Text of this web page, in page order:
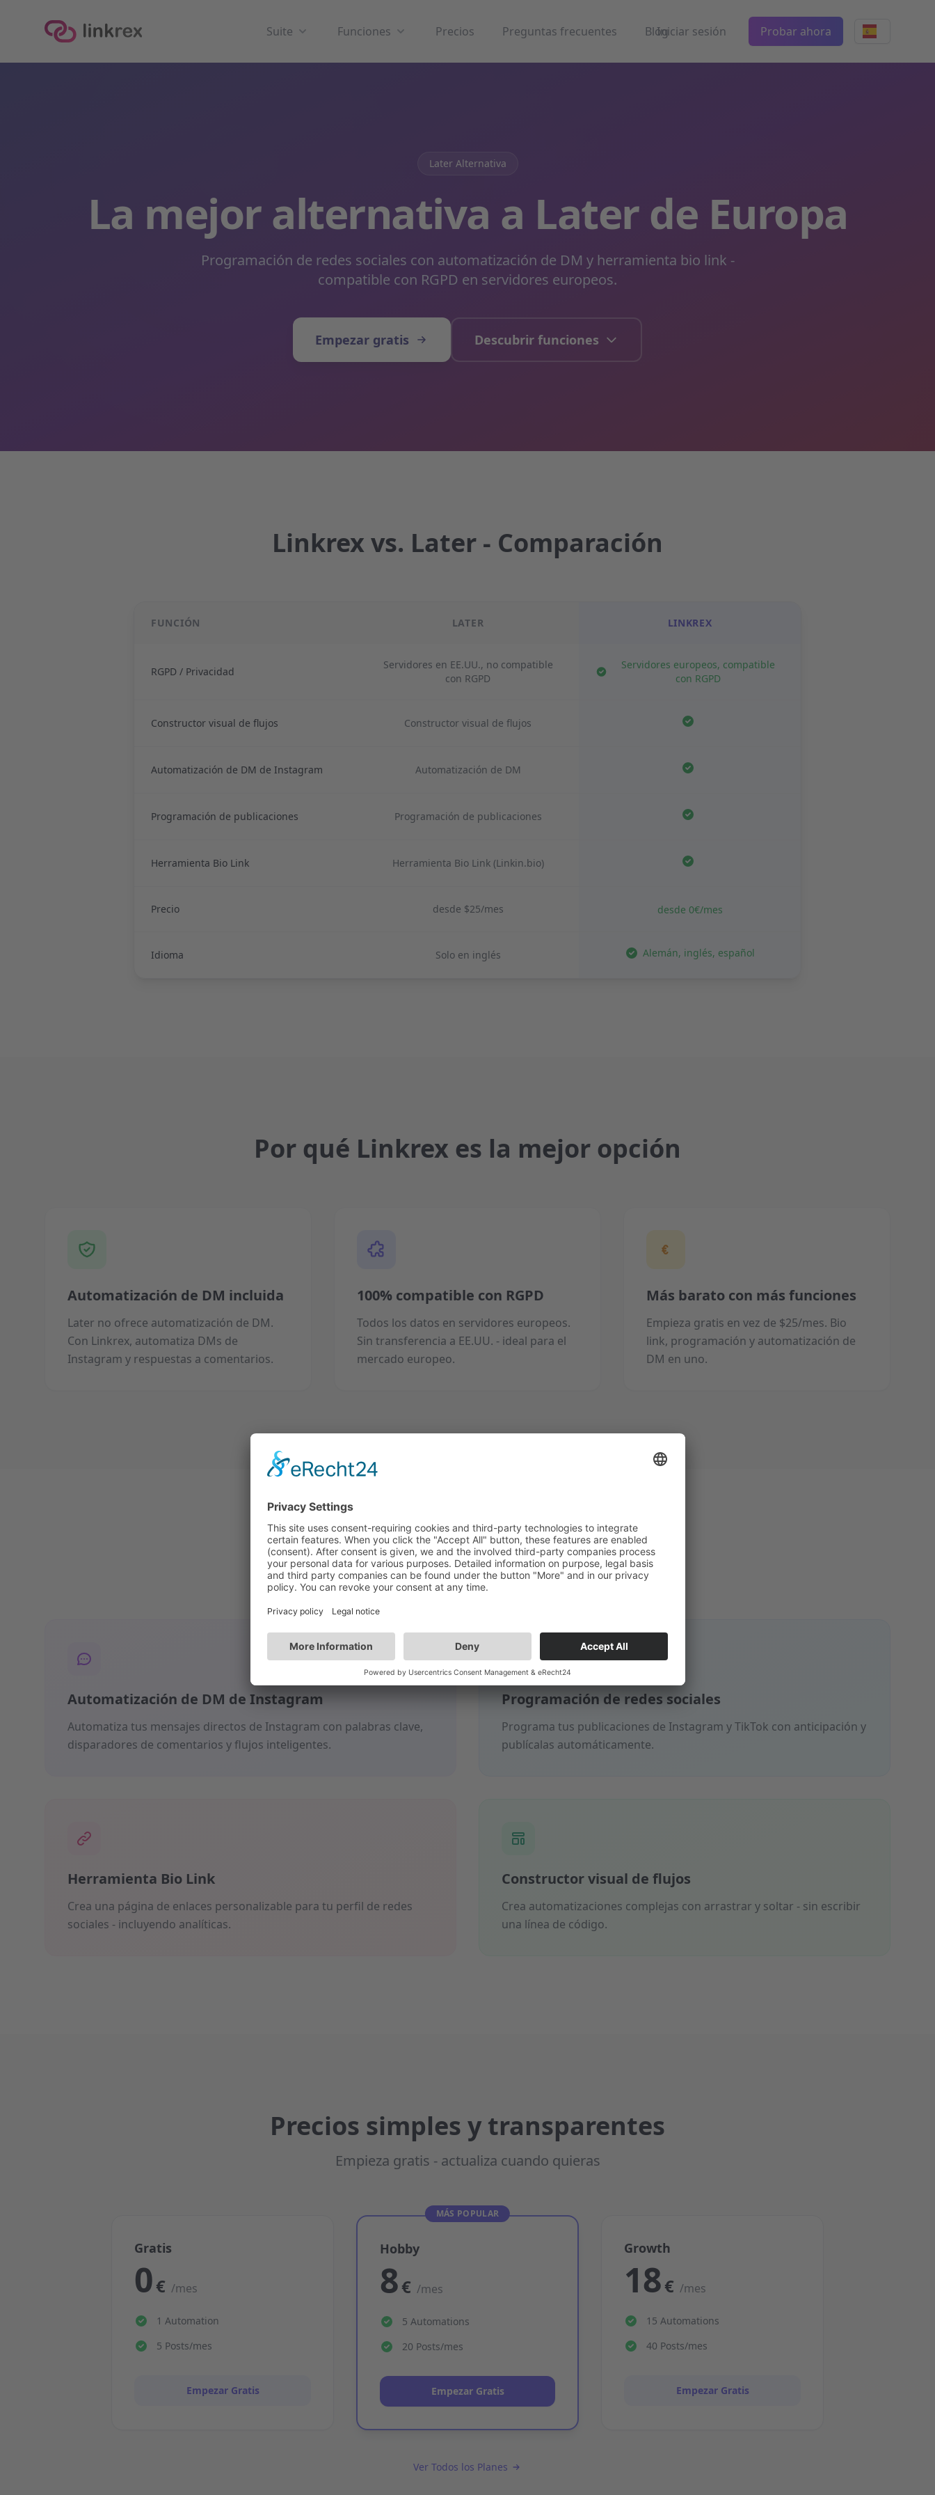
linkrex Suite Funciones Precios Preguntas frecuentes BlogIniciar sesión Probar ahora
Later Alternativa
La mejor alternativa a Later de Europa
Programación de redes sociales con automatización de DM y herramienta bio link -
compatible con RGPD en servidores europeos.
Empezar gratis Descubrir funciones
Linkrex vs. Later - Comparación
FUNCIÓN LATER LINKREX
RGPD / Privacidad
Servidores en EE.UU., no compatible
con RGPD
Servidores europeos, compatible
con RGPD
Constructor visual de flujos Constructor visual de flujos
Automatización de DM de Instagram Automatización de DM
Programación de publicaciones Programación de publicaciones
Herramienta Bio Link Herramienta Bio Link (Linkin.bio)
Precio desde $25/mes desde 0€/mes
Idioma Solo en inglés Alemán, inglés, español
Por qué Linkrex es la mejor opción
Automatización de DM incluida
Later no ofrece automatización de DM.
Con Linkrex, automatiza DMs de
Instagram y respuestas a comentarios.
100% compatible con RGPD
Todos los datos en servidores europeos.
Sin transferencia a EE.UU. - ideal para el
mercado europeo.
Más barato con más funciones
Empieza gratis en vez de $25/mes. Bio
link, programación y automatización de
DM en uno.
Lo que ofrece Linkrex
Automatización de DM de Instagram
Automatiza tus mensajes directos de Instagram con palabras clave,
disparadores de comentarios y flujos inteligentes.
Programación de redes sociales
Programa tus publicaciones de Instagram y TikTok con anticipación y
publícalas automáticamente.
Herramienta Bio Link
Crea una página de enlaces personalizable para tu perfil de redes
sociales - incluyendo analíticas.
Constructor visual de flujos
Crea automatizaciones complejas con arrastrar y soltar - sin escribir
una línea de código.
Precios simples y transparentes
Empieza gratis - actualiza cuando quieras
Gratis
0€ /mes
1 Automation
5 Posts/mes
Empezar Gratis
MÁS POPULAR
Hobby
8€ /mes
5 Automations
20 Posts/mes
Empezar Gratis
Growth
18€ /mes
15 Automations
40 Posts/mes
Empezar Gratis
Ver Todos los Planes